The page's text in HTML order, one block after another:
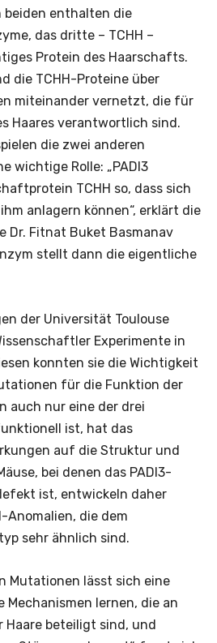
beiden enthalten die
das dritte – TCHH –
Protein des Haarschafts.
die TCHH-Proteine über
miteinander vernetzt, die für
Haares verantwortlich sind.
die zwei anderen
wichtige Rolle: „PADI3
TCHH so, dass sich
anlagern können“, erklärt die
Dr. Fitnat Buket Basmanav
stellt dann die eigentliche
der Universität Toulouse
Experimente in
konnten sie die Wichtigkeit
für die Funktion der
auch nur eine der drei
ist, hat das
auf die Struktur und
bei denen das PADI3-
ist, entwickeln daher
die dem
sehr ähnlich sind.
Mutationen lässt sich eine
Mechanismen lernen, die an
Haare beteiligt sind, und